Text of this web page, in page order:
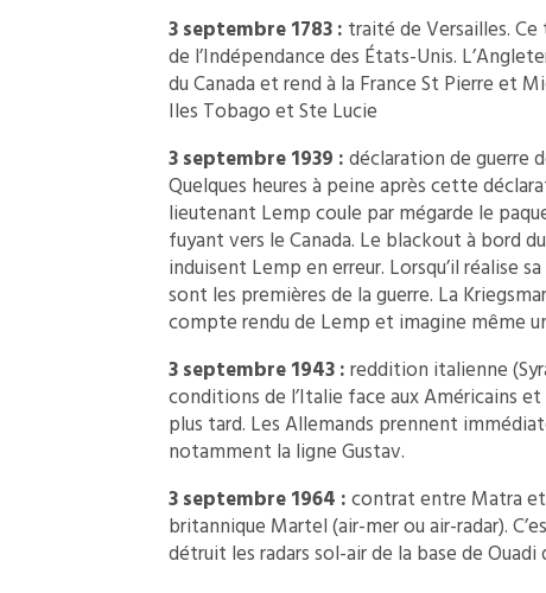
3 septembre 1783 : traité de Versailles.
de l’Indépendance des États-Unis.
du Canada et rend à la France St Pierre et
Iles Tobago et Ste Lucie
3 septembre 1939 :déclaration de guerre
Quelques heures à peine après cette
lieutenant Lemp coule par mégarde le
fuyant vers le Canada. Le blackout à bord
induisent Lemp en erreur. Lorsqu’il réalise
sont les premières de la guerre. La
compte rendu de Lemp et imagine même
3 septembre 1943 :reddition italienne
conditions de l’Italie face aux Américains
plus tard. Les Allemands prennent
notamment la ligne Gustav.
3 septembre 1964 :contrat entre Matra
britannique Martel (air-mer ou air-radar).
détruit les radars sol-air de la base de